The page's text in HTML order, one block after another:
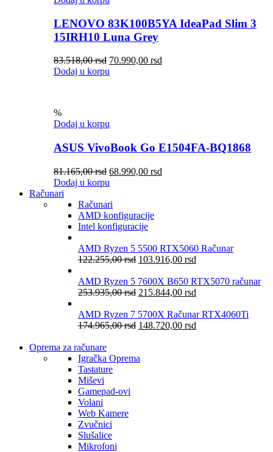
LENOVO 83K100B5YA IdeaPad Slim 3
15IRH10 Luna Grey
83.518,00rsd 70.990,00 rsd
Dodaj u korpu
%
Dodaj u korpu
ASUS VivoBook Go E1504FA-BQ1868
81.165,00rsd 68.990,00 rsd
Dodaj u korpu
Računari
Računari
AMD konfiguracije
Intel konfiguracije
AMD Ryzen 5 5500 RTX5060 Računar
122.255,00rsd 103.916,00 rsd
AMD Ryzen 5 7600X B650 RTX5070 računar
253.935,00rsd 215.844,00 rsd
AMD Ryzen 7 5700X Računar RTX4060Ti
174.965,00rsd 148.720,00 rsd
Oprema za računare
Igračka Oprema
Tastature
Miševi
Gamepad-ovi
Volani
Web Kamere
Zvučnici
Slušalice
Mikrofoni